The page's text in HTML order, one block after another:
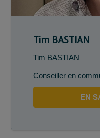
Tim BASTIAN
Tim BASTIAN
Conseiller en
EN